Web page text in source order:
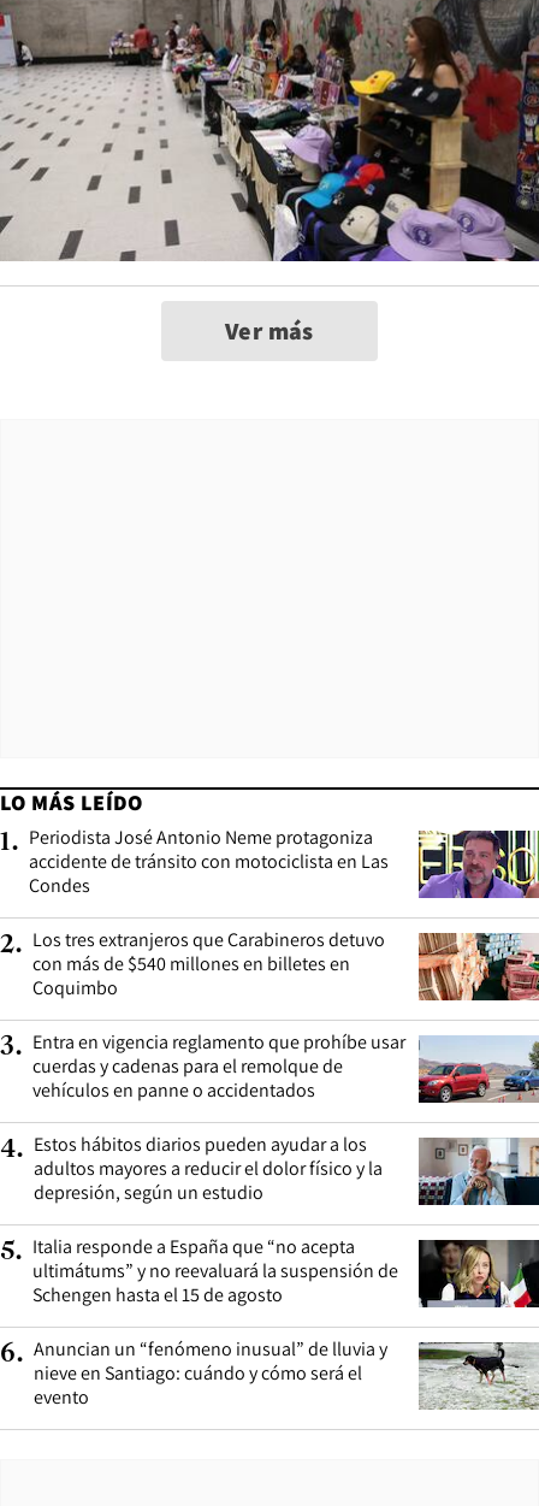
Ver más
LO MÁS LEÍDO
1. Periodista José Antonio Neme protagoniza
accidente de tránsito con motociclista en Las
Condes
2. Los tres extranjeros que Carabineros detuvo
con más de $540 millones en billetes en
Coquimbo
3. Entra en vigencia reglamento que prohíbe usar
cuerdas y cadenas para el remolque de
vehículos en panne o accidentados
4. Estos hábitos diarios pueden ayudar a los
adultos mayores a reducir el dolor físico y la
depresión, según un estudio
5. Italia responde a España que “no acepta
ultimátums” y no reevaluará la suspensión de
Schengen hasta el 15 de agosto
6. Anuncian un “fenómeno inusual” de lluvia y
nieve en Santiago: cuándo y cómo será el
evento